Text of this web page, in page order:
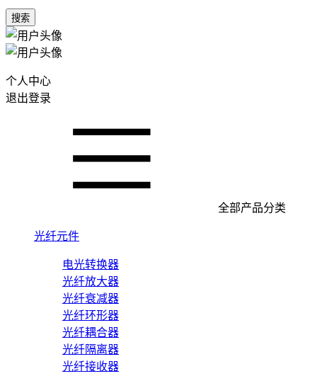
搜索
个人中心
退出登录
全部产品分类
光纤元件
电光转换器
光纤放大器
光纤衰减器
光纤环形器
光纤耦合器
光纤隔离器
光纤接收器